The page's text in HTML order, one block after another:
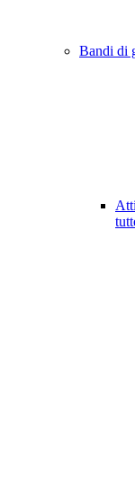
Bandi di